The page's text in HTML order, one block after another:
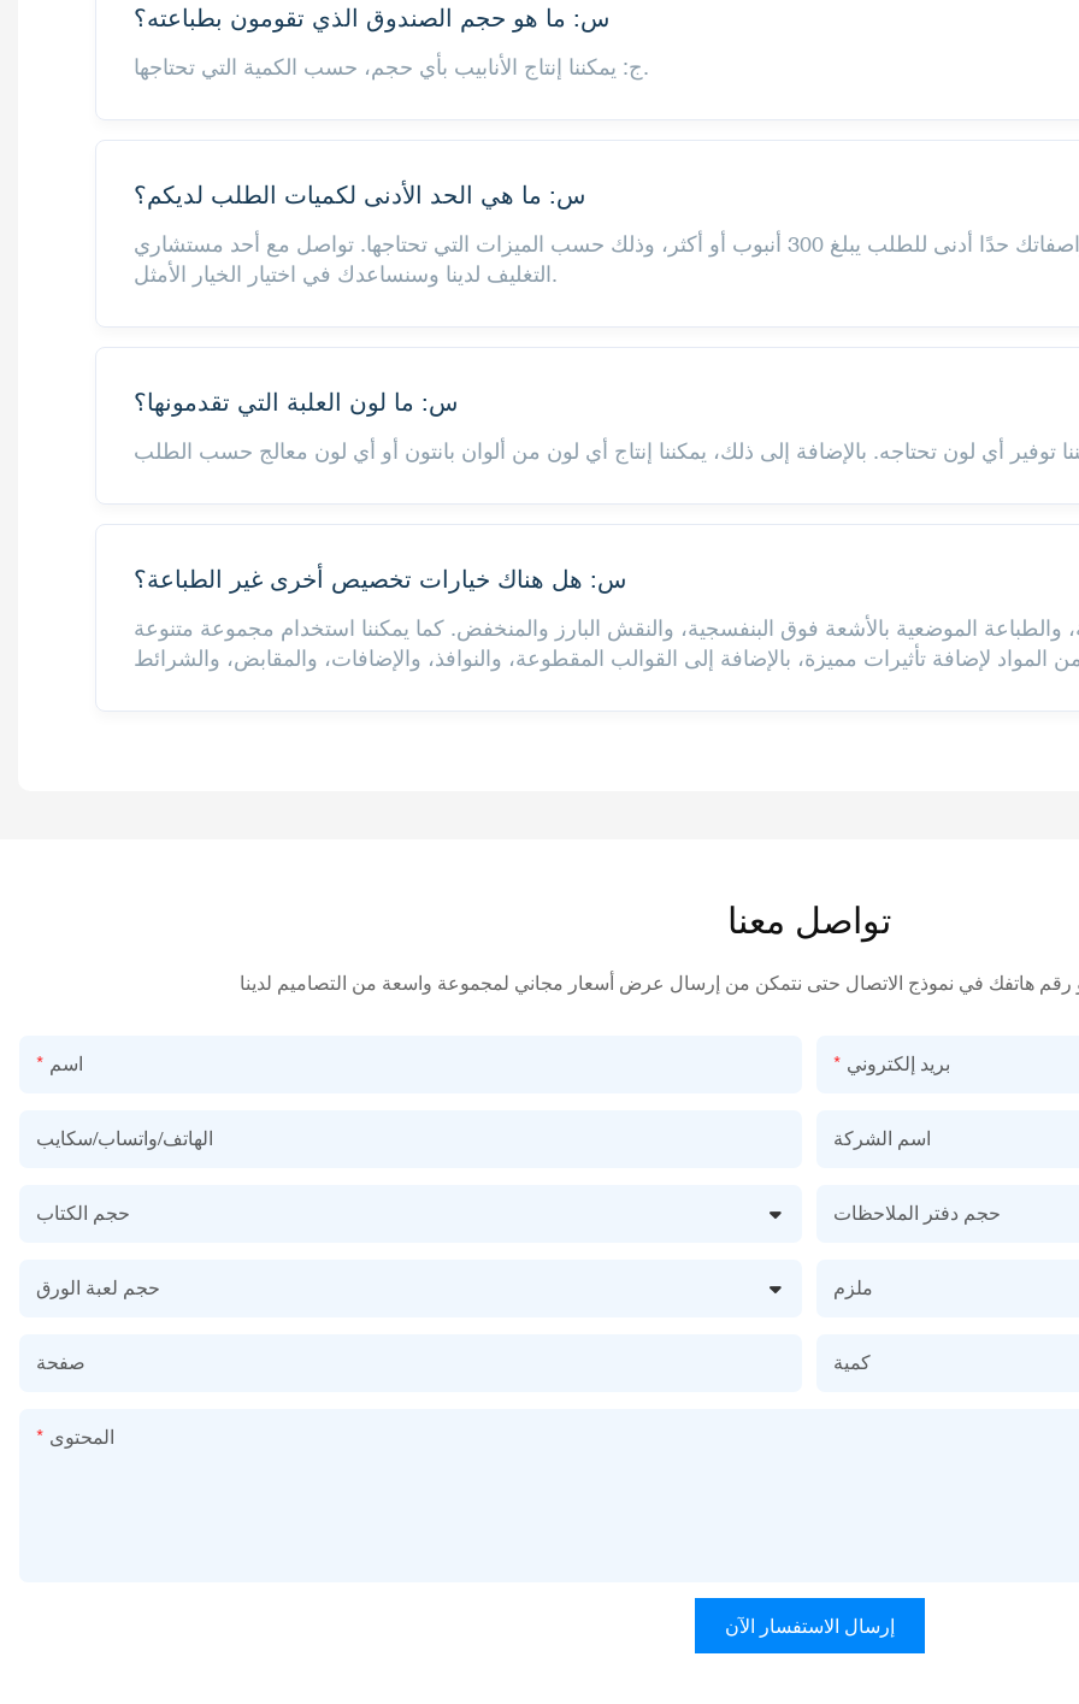
س: ما هو حجم الصندوق الذي تقومون بطباعته؟
ج: يمكننا إنتاج الأنابيب بأي حجم، حسب الكمية التي تحتاجها.
س: ما هي الحد الأدنى لكميات الطلب لديكم؟
ج: تتطلب الأنابيب المصممة خصيصًا وفقًا لمواصفاتك حدًا أدنى للطلب يبلغ 300 أنبوب أو أكثر، وذلك حسب الميزات التي تحتاجها. تواصل مع أحد مستشاري
التغليف لدينا وسنساعدك في اختيار الخيار الأمثل.
س: ما لون العلبة التي تقدمونها؟
س: هل هناك خيارات تخصيص أخرى غير الطباعة؟
والطباعة الموضعية بالأشعة فوق البنفسجية، والنقش البارز والمنخفض. كما يمكننا استخدام مجموعة متنوعة
تواصل معنا
اسم بريد إلكتروني
الهاتف/واتساب/سكايب اسم الشركة
حجم الكتاب حجم دفتر الملاحظات
حجم لعبة الورق ملزم
صفحة كمية
المحتوى
إرسال الاستفسار الآن